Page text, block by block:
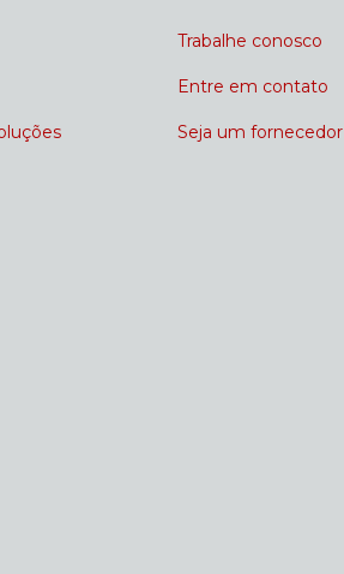
Trabalhe conosco
Entre em contato
Seja um fornecedor